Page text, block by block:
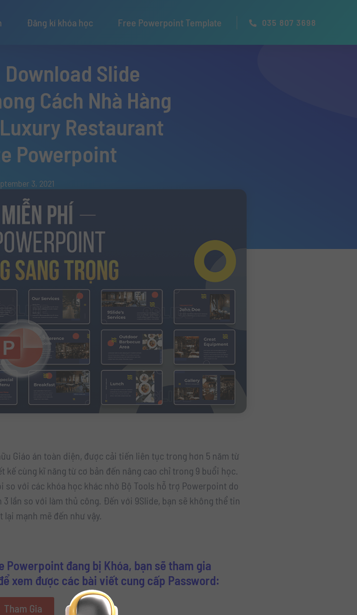
Đăng kí khóa học Free Powerpoint Template 035 807 3698
Slide
Cách Nhà Hàng
Restaurant
Powerpoint
3, 2021
Giáo án toàn diện, được cải tiến liên tục trong hơn 5 năm từ
cùng kĩ năng từ cơ bản đến nâng cao chỉ trong 9 buổi học.
với các khóa học khác nhờ Bộ Tools hỗ trợ Powerpoint do
lần so với làm thủ công. Đến với 9Slide, bạn sẽ không thể tin
mạnh mẽ đến như vậy.
Powerpoint đang bị Khóa, bạn sẽ tham gia
xem được các bài viết cung cấp Password:
Tham Gia